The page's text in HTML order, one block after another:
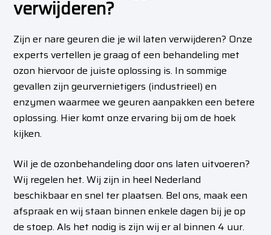
verwijderen?
Zijn er nare geuren die je wil laten verwijderen? Onze
experts vertellen je graag of een behandeling met
ozon hiervoor de juiste oplossing is. In sommige
gevallen zijn geurvernietigers (industrieel) en
enzymen waarmee we geuren aanpakken een betere
oplossing. Hier komt onze ervaring bij om de hoek
kijken.
Wil je de ozonbehandeling door ons laten uitvoeren?
Wij regelen het. Wij zijn in heel Nederland
beschikbaar en snel ter plaatsen. Bel ons, maak een
afspraak en wij staan binnen enkele dagen bij je op
de stoep. Als het nodig is zijn wij er al binnen 4 uur.